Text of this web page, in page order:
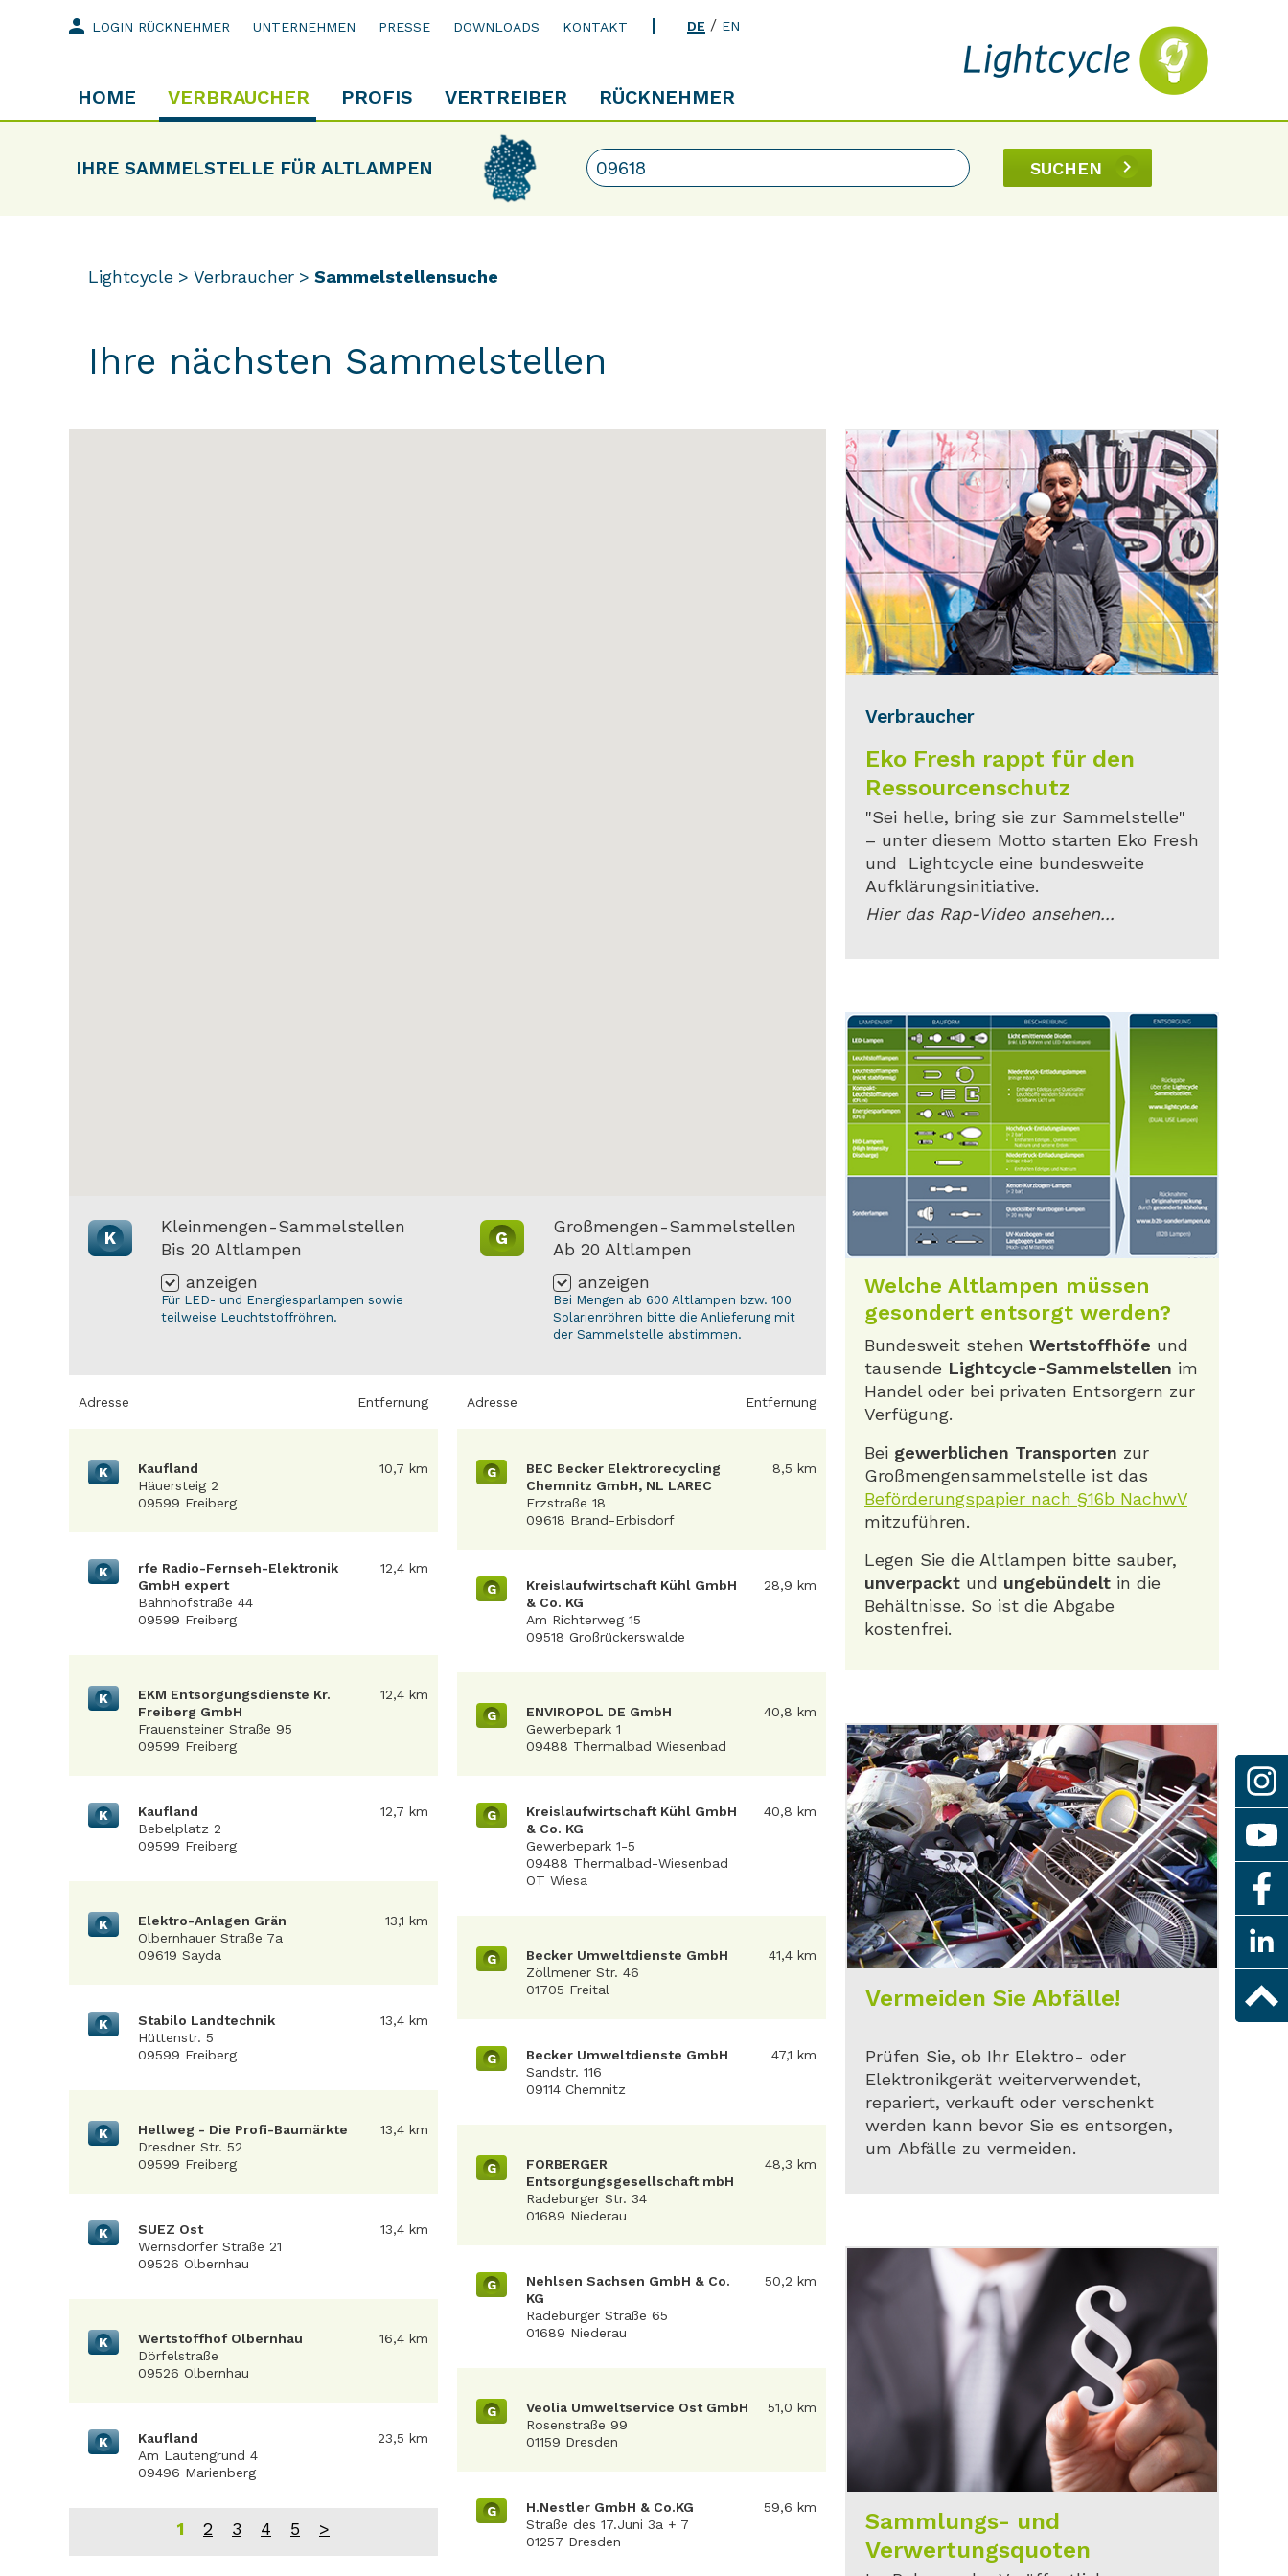
HOME VERBRAUCHER PROFIS VERTREIBER RÜCKNEHMER
person LOGIN RÜCKNEHMER UNTERNEHMEN PRESSE DOWNLOADS KONTAKT DE / EN
IHRE SAMMELSTELLE FÜR ALTLAMPEN SUCHEN
Lightcycle Verbraucher Sammelstellensuche
Ihre nächsten Sammelstellen
K
Kleinmengen-Sammelstellen
Bis 20 Altlampen
anzeigen
Für LED- und Energiesparlampen sowie
teilweise Leuchtstoffröhren.
G
Großmengen-Sammelstellen
Ab 20 Altlampen
anzeigen
Bei Mengen ab 600 Altlampen bzw. 100
Solarienröhren bitte die Anlieferung mit
der Sammelstelle abstimmen.
Adresse Entfernung
K
Kaufland
Häuersteig 2
09599 Freiberg
10,7 km
K
rfe Radio-Fernseh-Elektronik
GmbH expert
Bahnhofstraße 44
09599 Freiberg
12,4 km
K
EKM Entsorgungsdienste Kr.
Freiberg GmbH
Frauensteiner Straße 95
09599 Freiberg
12,4 km
K
Kaufland
Bebelplatz 2
09599 Freiberg
12,7 km
K
Elektro-Anlagen Grän
Olbernhauer Straße 7a
09619 Sayda
13,1 km
K
Stabilo Landtechnik
Hüttenstr. 5
09599 Freiberg
13,4 km
K
Hellweg - Die Profi-Baumärkte
Dresdner Str. 52
09599 Freiberg
13,4 km
K
SUEZ Ost
Wernsdorfer Straße 21
09526 Olbernhau
13,4 km
K
Wertstoffhof Olbernhau
Dörfelstraße
09526 Olbernhau
16,4 km
K
Kaufland
Am Lautengrund 4
09496 Marienberg
23,5 km
1 2 3 4 5 >
Adresse Entfernung
G
BEC Becker Elektrorecycling
Chemnitz GmbH, NL LAREC
Erzstraße 18
09618 Brand-Erbisdorf
8,5 km
G
Kreislaufwirtschaft Kühl GmbH
& Co. KG
Am Richterweg 15
09518 Großrückerswalde
28,9 km
G
ENVIROPOL DE GmbH
Gewerbepark 1
09488 Thermalbad Wiesenbad
40,8 km
G
Kreislaufwirtschaft Kühl GmbH
& Co. KG
Gewerbepark 1-5
09488 Thermalbad-Wiesenbad
OT Wiesa
40,8 km
G
Becker Umweltdienste GmbH
Zöllmener Str. 46
01705 Freital
41,4 km
G
Becker Umweltdienste GmbH
Sandstr. 116
09114 Chemnitz
47,1 km
G
FORBERGER
Entsorgungsgesellschaft mbH
Radeburger Str. 34
01689 Niederau
48,3 km
G
Nehlsen Sachsen GmbH & Co.
KG
Radeburger Straße 65
01689 Niederau
50,2 km
G
Veolia Umweltservice Ost GmbH
Rosenstraße 99
01159 Dresden
51,0 km
G
H.Nestler GmbH & Co.KG
Straße des 17.Juni 3a + 7
01257 Dresden
59,6 km
Verbraucher
Eko Fresh rappt für den
Ressourcenschutz
"Sei helle, bring sie zur Sammelstelle"
– unter diesem Motto starten Eko Fresh
und Lightcycle eine bundesweite
Aufklärungsinitiative.
Hier das Rap-Video ansehen...
Welche Altlampen müssen
gesondert entsorgt werden?
Bundesweit stehen Wertstoffhöfe und
tausende Lightcycle-Sammelstellen im
Handel oder bei privaten Entsorgern zur
Verfügung.
Bei gewerblichen Transporten zur
Großmengensammelstelle ist das
Beförderungspapier nach §16b NachwV
mitzuführen.
Legen Sie die Altlampen bitte sauber,
unverpackt und ungebündelt in die
Behältnisse. So ist die Abgabe
kostenfrei.
Vermeiden Sie Abfälle!
Prüfen Sie, ob Ihr Elektro- oder
Elektronikgerät weiterverwendet,
repariert, verkauft oder verschenkt
werden kann bevor Sie es entsorgen,
um Abfälle zu vermeiden.
Sammlungs- und
Verwertungsquoten